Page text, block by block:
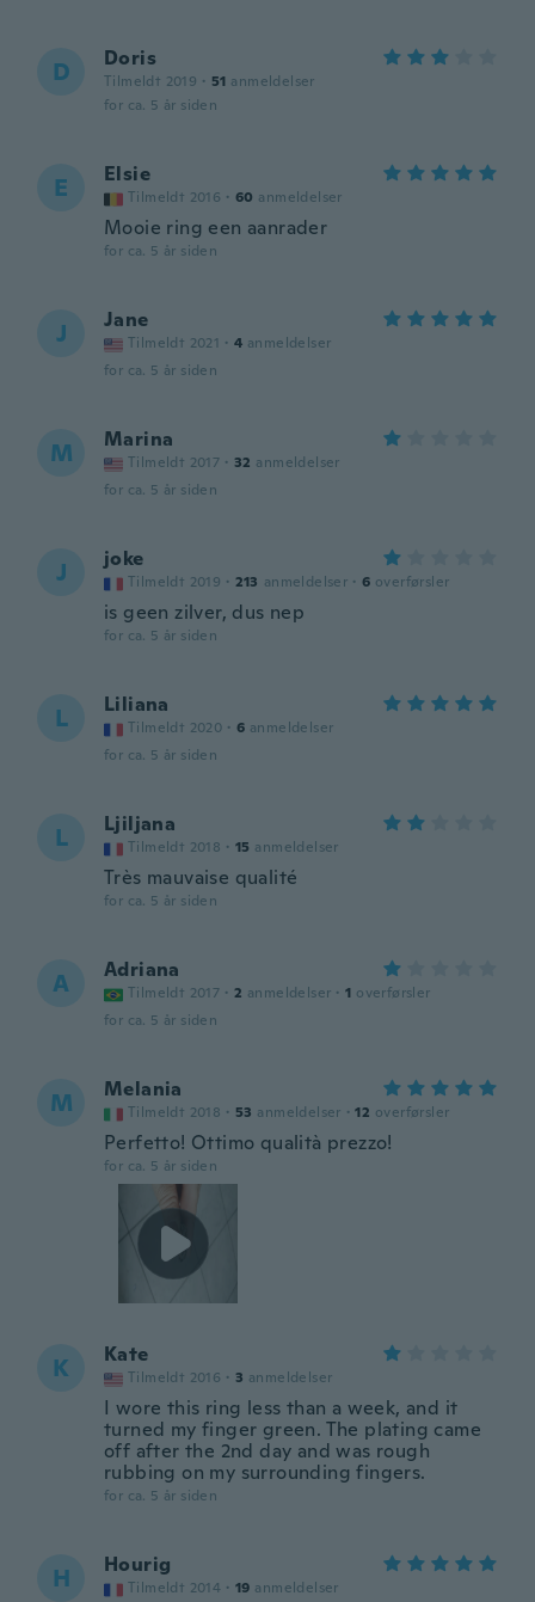
D Doris
Tilmeldt 2019 · 51 anmeldelser
for ca. 5 år siden
E Elsie
Tilmeldt 2016 · 60 anmeldelser
Mooie ring een aanrader
for ca. 5 år siden
J Jane
Tilmeldt 2021 · 4 anmeldelser
for ca. 5 år siden
M Marina
Tilmeldt 2017 · 32 anmeldelser
for ca. 5 år siden
J joke
Tilmeldt 2019 · 213 anmeldelser · 6 overførsler
is geen zilver, dus nep
for ca. 5 år siden
L Liliana
Tilmeldt 2020 · 6 anmeldelser
for ca. 5 år siden
L Ljiljana
Tilmeldt 2018 · 15 anmeldelser
Très mauvaise qualité
for ca. 5 år siden
A Adriana
Tilmeldt 2017 · 2 anmeldelser · 1 overførsler
for ca. 5 år siden
M Melania
Tilmeldt 2018 · 53 anmeldelser · 12 overførsler
Perfetto! Ottimo qualità prezzo!
for ca. 5 år siden
K Kate
Tilmeldt 2016 · 3 anmeldelser
I wore this ring less than a week, and it
turned my finger green. The plating came
off after the 2nd day and was rough
rubbing on my surrounding fingers.
for ca. 5 år siden
H Hourig
Tilmeldt 2014 · 19 anmeldelser